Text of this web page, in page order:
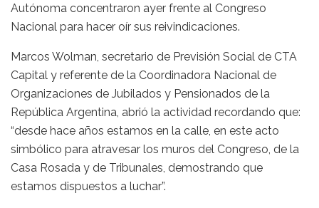
Autónoma concentraron ayer frente al Congreso
Nacional para hacer oír sus reivindicaciones.
Marcos Wolman, secretario de Previsión Social de CTA
Capital y referente de la Coordinadora Nacional de
Organizaciones de Jubilados y Pensionados de la
República Argentina, abrió la actividad recordando que:
“desde hace años estamos en la calle, en este acto
simbólico para atravesar los muros del Congreso, de la
Casa Rosada y de Tribunales, demostrando que
estamos dispuestos a luchar”.